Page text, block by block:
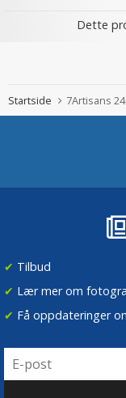
Dette
Startside 7Artisans
✔ Tilbud
✔ Lær mer om
✔ Få oppdateringer